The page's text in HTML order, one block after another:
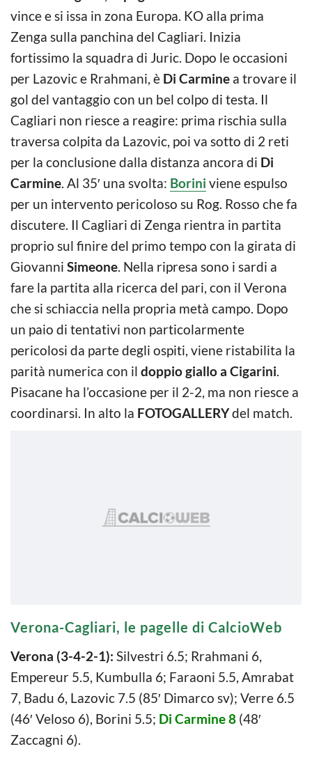
vince e si issa in zona Europa. KO alla prima
Zenga sulla panchina del Cagliari. Inizia
fortissimo la squadra di Juric. Dopo le occasioni
per Lazovic e Rrahmani, è Di Carmine a trovare il
gol del vantaggio con un bel colpo di testa. Il
Cagliari non riesce a reagire: prima rischia sulla
traversa colpita da Lazovic, poi va sotto di 2 reti
per la conclusione dalla distanza ancora di Di
Carmine. Al 35′ una svolta: Borini viene espulso
per un intervento pericoloso su Rog. Rosso che fa
discutere. Il Cagliari di Zenga rientra in partita
proprio sul finire del primo tempo con la girata di
Giovanni Simeone. Nella ripresa sono i sardi a
fare la partita alla ricerca del pari, con il Verona
che si schiaccia nella propria metà campo. Dopo
un paio di tentativi non particolarmente
pericolosi da parte degli ospiti, viene ristabilita la
parità numerica con il doppio giallo a Cigarini.
Pisacane ha l’occasione per il 2-2, ma non riesce a
coordinarsi. In alto la FOTOGALLERYdel match.
Verona-Cagliari, le pagelle di CalcioWeb
Verona (3-4-2-1): Silvestri 6.5; Rrahmani 6,
Empereur 5.5, Kumbulla 6; Faraoni 5.5, Amrabat
7, Badu 6, Lazovic 7.5 (85′ Dimarco sv); Verre 6.5
(46′ Veloso 6), Borini 5.5; Di Carmine 8 (48′
Zaccagni 6).